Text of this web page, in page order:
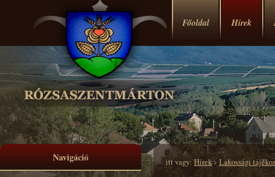
Főoldal Hírek
Navigáció itt vagy: Hírek›Lakossági